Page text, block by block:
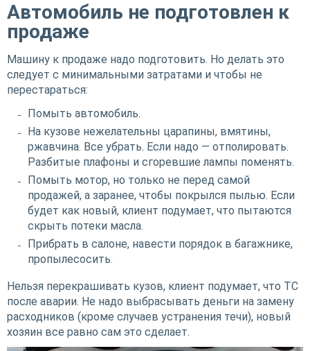
Автомобиль не подготовлен к
продаже
Машину к продаже надо подготовить. Но делать это
следует с минимальными затратами и чтобы не
перестараться:
Помыть автомобиль.
На кузове нежелательны царапины, вмятины,
ржавчина. Все убрать. Если надо — отполировать.
Разбитые плафоны и сгоревшие лампы поменять.
Помыть мотор, но только не перед самой
продажей, а заранее, чтобы покрылся пылью. Если
будет как новый, клиент подумает, что пытаются
скрыть потеки масла.
Прибрать в салоне, навести порядок в багажнике,
пропылесосить.
Нельзя перекрашивать кузов, клиент подумает, что ТС
после аварии. Не надо выбрасывать деньги на замену
расходников (кроме случаев устранения течи), новый
хозяин все равно сам это сделает.